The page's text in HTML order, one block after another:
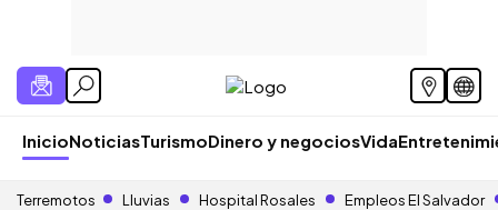
InicioNoticiasTurismoDinero y negociosVida
Terremotos Lluvias Hospital Rosales Empleos El Salvador